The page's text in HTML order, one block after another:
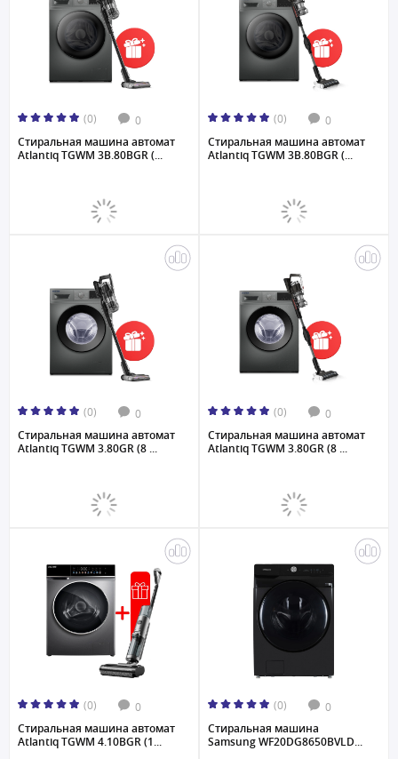
(0) 0
Стиральная машина автомат
Atlantiq TGWM 3B.80BGR (...
(0) 0
Стиральная машина автомат
Atlantiq TGWM 3B.80BGR (...
(0) 0
Стиральная машина автомат
Atlantiq TGWM 3.80GR (8 ...
(0) 0
Стиральная машина автомат
Atlantiq TGWM 3.80GR (8 ...
(0) 0
Стиральная машина автомат
Atlantiq TGWM 4.10BGR (1...
(0) 0
Стиральная машина
Samsung WF20DG8650BVLD...